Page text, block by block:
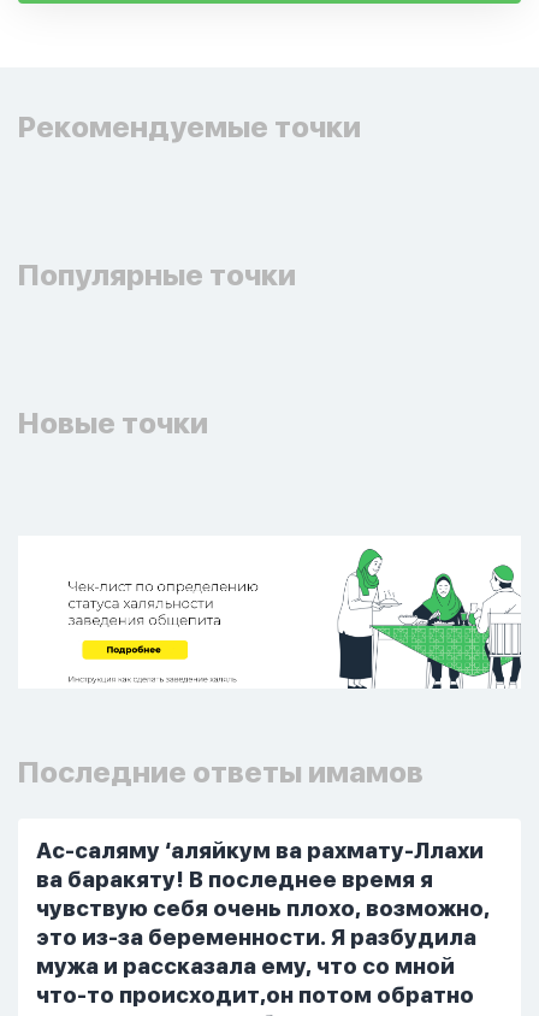
Рекомендуемые точки
Популярные точки
Новые точки
Последние ответы имамов
Ас-саляму ‘аляйкум ва рахмату-Ллахи
ва баракяту! В последнее время я
чувствую себя очень плохо, возможно,
это из-за беременности. Я разбудила
мужа и рассказала ему, что со мной
что-то происходит,он потом обратно